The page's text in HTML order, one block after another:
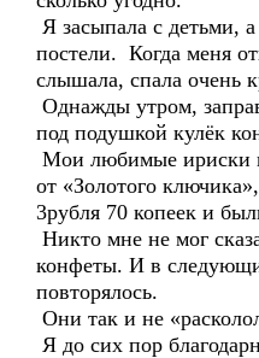
Я засыпала с детьми,
постели. Когда меня
слышала, спала очень
Однажды утром,
под подушкой кулёк
Мои любимые ириски
от «Золотого
3рубля 70 копеек и
Никто мне не мог
конфеты. И в
повторялось.
Они так и не
Я до сих пор